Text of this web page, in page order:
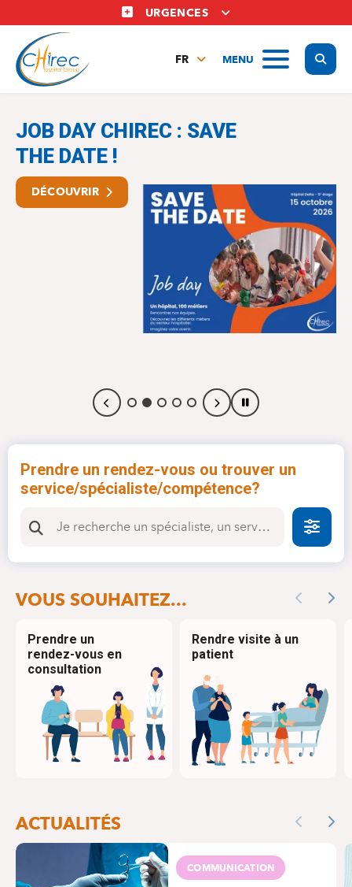
au
contenu
principal
URGENCES
MENU
FR
JOB DAY CHIREC : SAVE
THE DATE !
DÉCOUVRIR
Prendre un rendez-vous ou trouver un
service/spécialiste/compétence?
Faire
VOUS SOUHAITEZ... Previous
Prendre un
rendez-vous en
consultation
Rendre visite à un
patient
ACTUALITÉS Previous
COMMUNICATION